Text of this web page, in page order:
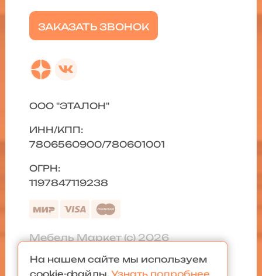
ЗАКАЗАТЬ ЗВОНОК
ООО "ЭТАЛОН"
ИНН/КПП:
7806560900/780601001
ОГРН:
1197847119238
Мебель Маркет (с) 2026
Политика конфиденциальности
На нашем сайте мы используем